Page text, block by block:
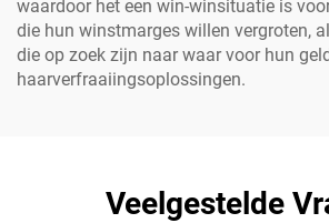
waardoor het een win-winsituatie is
die hun winstmarges willen vergroten,
die op zoek zijn naar waar voor hun
haarverfraaiingsoplossingen.
Veelgestelde